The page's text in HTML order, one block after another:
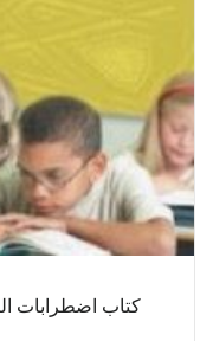
كتاب اضطرابات